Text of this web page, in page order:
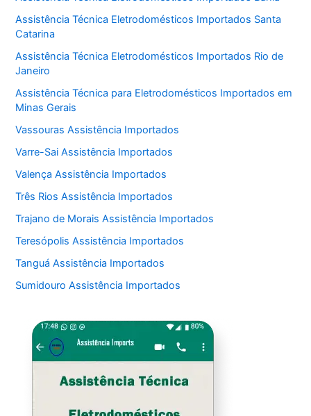
Assistência Técnica Eletrodomésticos Importados Santa
Catarina
Assistência Técnica Eletrodomésticos Importados Rio de
Janeiro
Assistência Técnica para Eletrodomésticos Importados em
Minas Gerais
Vassouras Assistência Importados
Varre-Sai Assistência Importados
Valença Assistência Importados
Três Rios Assistência Importados
Trajano de Morais Assistência Importados
Teresópolis Assistência Importados
Tanguá Assistência Importados
Sumidouro Assistência Importados